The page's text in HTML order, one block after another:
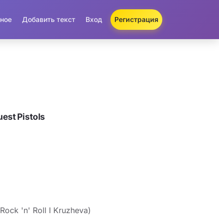
Добавить текст Вход Регистрация
Pistols
'n' Roll I Kruzheva)